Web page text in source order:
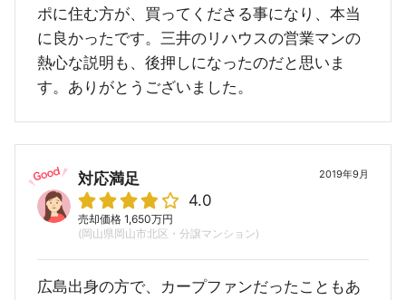
ポに住む方が、買ってくださる事になり、本当
に良かったです。三井のリハウスの営業マンの
熱心な説明も、後押しになったのだと思いま
す。ありがとうございました。
2019年9月
対応満足
4.0
売却価格 1,650万円
(岡山県岡山市北区・分譲マンション)
広島出身の方で、カープファンだったこともあ